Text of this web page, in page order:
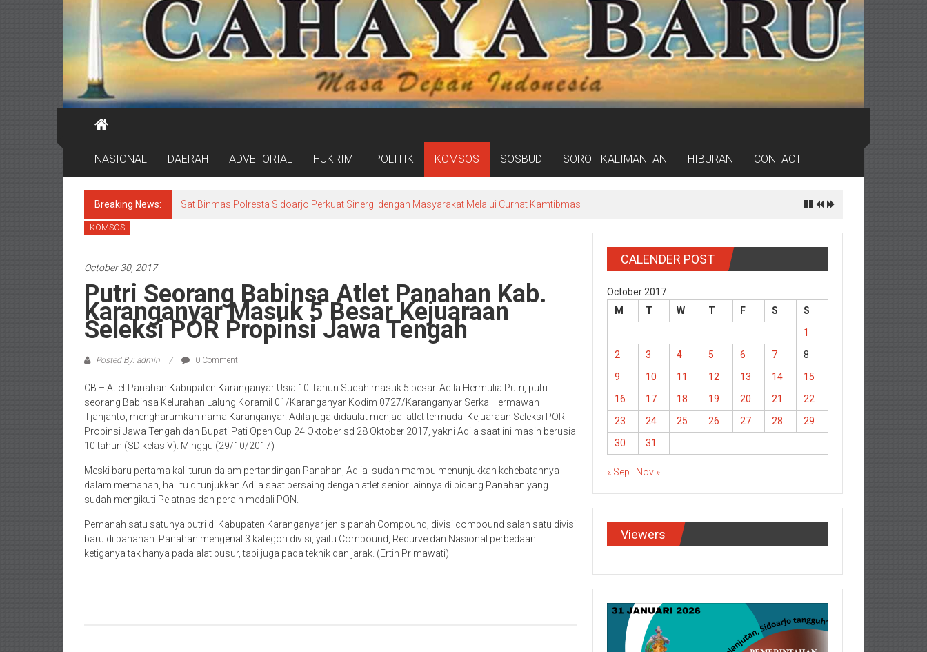
NASIONAL DAERAH ADVETORIAL HUKRIM POLITIK KOMSOS SOSBUD SOROT KALIMANTAN HIBURAN CONTACT
Breaking News: Sat Binmas Polresta Sidoarjo Perkuat Sinergi dengan Masyarakat Melalui Curhat Kamtibmas
KOMSOS
October 30, 2017
Putri Seorang Babinsa Atlet Panahan Kab.
Karanganyar Masuk 5 Besar Kejuaraan
Seleksi POR Propinsi Jawa Tengah
Posted By: admin 0 Comment
CB – Atlet Panahan Kabupaten Karanganyar Usia 10 Tahun Sudah masuk 5 besar. Adila Hermulia Putri, putri
seorang Babinsa Kelurahan Lalung Koramil 01/Karanganyar Kodim 0727/Karanganyar Serka Hermawan
Tjahjanto, mengharumkan nama Karanganyar. Adila juga didaulat menjadi atlet termuda Kejuaraan Seleksi POR
Propinsi Jawa Tengah dan Bupati Pati Open Cup 24 Oktober sd 28 Oktober 2017, yakni Adila saat ini masih berusia
10 tahun (SD kelas V). Minggu (29/10/2017)
Meski baru pertama kali turun dalam pertandingan Panahan, Adlia sudah mampu menunjukkan kehebatannya
dalam memanah, hal itu ditunjukkan Adila saat bersaing dengan atlet senior lainnya di bidang Panahan yang
sudah mengikuti Pelatnas dan peraih medali PON.
Pemanah satu satunya putri di Kabupaten Karanganyar jenis panah Compound, divisi compound salah satu divisi
baru di panahan. Panahan mengenal 3 kategori divisi, yaitu Compound, Recurve dan Nasional perbedaan
ketiganya tak hanya pada alat busur, tapi juga pada teknik dan jarak. (Ertin Primawati)
CALENDER POST
October 2017
M
T W T F S
S
1
2
3 4 5 6 7
8
9
10 11 12 13 14
15
16
17 18 19 20 21
22
23
24 25 26 27 28
29
30
31
« Sep Nov »
Viewers